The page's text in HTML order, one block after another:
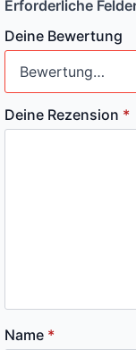
Erforderliche
Deine Bewertung
Deine Rezension *
Name *